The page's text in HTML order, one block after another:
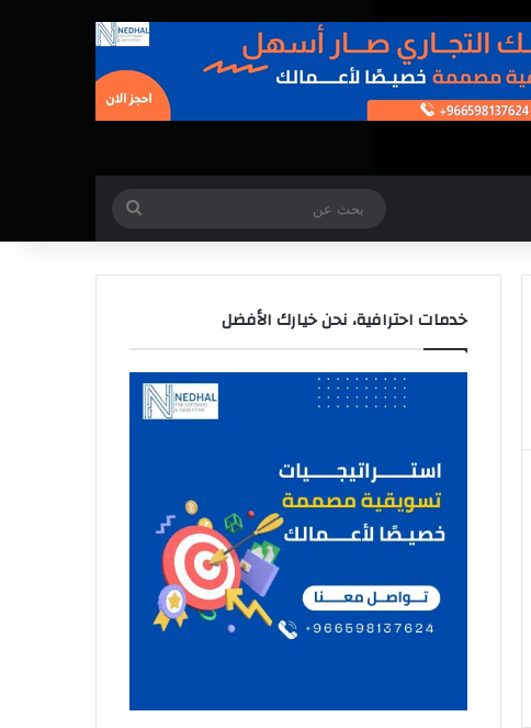
عن
خدمات احترافية، نحن خيارك الأفضل